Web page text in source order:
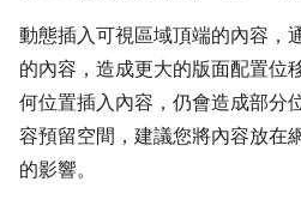
動態插入可視區域頂端的內容，
的內容，造成更大的版面配置位
何位置插入內容，仍會造成部分
容預留空間，建議您將內容放在
的影響。